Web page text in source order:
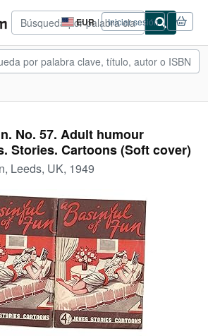
EUR
Preferencias
de
compra
del
Iniciar sesión
No. 57. Adult humour
Stories. Cartoons (Soft cover)
Leeds, UK, 1949